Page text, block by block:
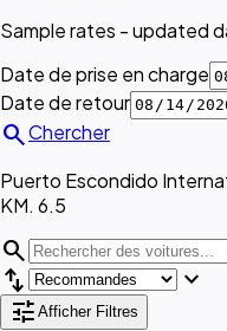
Sample rates - updated
Date de prise en charge
Date de retour
searchChercher
Puerto Escondido
KM. 6.5
search
swap_vert
expand_more
tune Afficher Filtres